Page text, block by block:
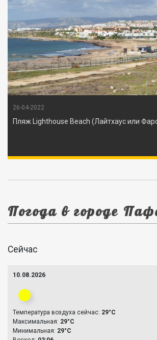
26-04-2022
Пляж Lighthouse Beach (Лайтхаус или
Погода в городе
Сейчас
10.08.2026
Температура воздуха сейчас: 29°C
Максимальная: 29°C
Минимальная: 29°C